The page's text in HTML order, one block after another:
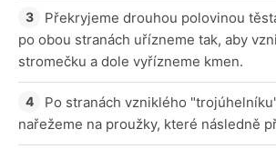
Překryjeme drouhou polovinou
po obou stranách uřízneme tak, aby
stromečku a dole vyřízneme kmen.
Po stranách vzniklého
nařežeme na proužky, které následně